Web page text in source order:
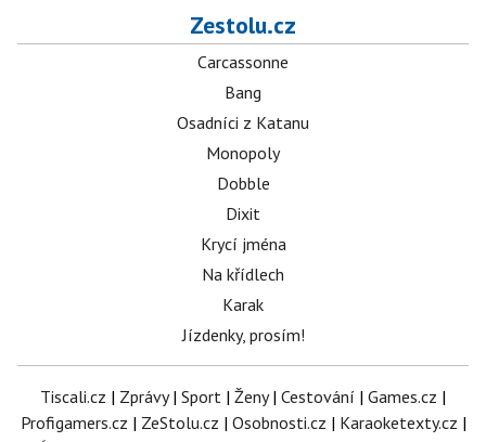
Zestolu.cz
Carcassonne
Bang
Osadníci z Katanu
Monopoly
Dobble
Dixit
Krycí jména
Na křídlech
Karak
Jízdenky, prosím!
Tiscali.cz | Zprávy| Sport | Ženy| Cestování | Games.cz |
Profigamers.cz | ZeStolu.cz | Osobnosti.cz | Karaoketexty.cz |